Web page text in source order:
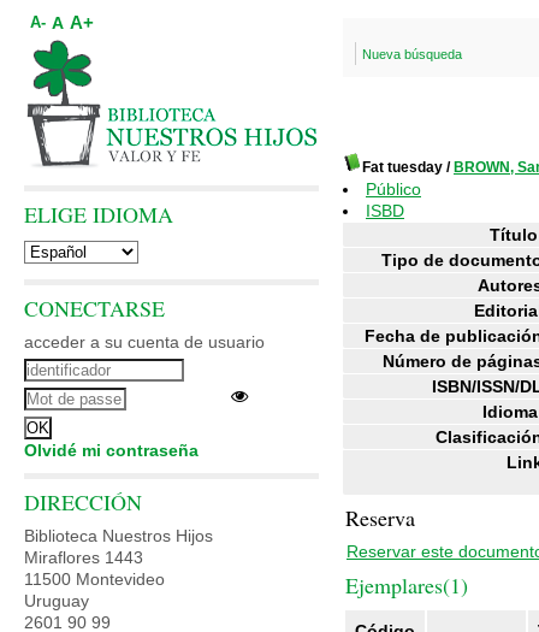
Nueva búsqueda
Fat tuesday / BROWN,
Público
ISBD
Tipo de
Fecha de
Número de
ISBN/ISSN/
Reserva
Reservar este
Ejemplares(1)
A- A A+
ELIGE IDIOMA
CONECTARSE
acceder a su cuenta de usuario
Olvidé mi contraseña
DIRECCIÓN
Biblioteca Nuestros Hijos
Miraflores 1443
11500 Montevideo
Uruguay
2601 90 99